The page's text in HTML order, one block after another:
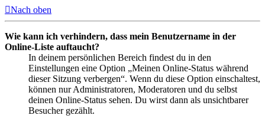
Nach oben
Wie kann ich verhindern, dass mein Benutzername in der
Online-Liste auftaucht?
In deinem persönlichen Bereich findest du in den
Einstellungen eine Option „Meinen Online-Status während
dieser Sitzung verbergen“. Wenn du diese Option einschaltest,
können nur Administratoren, Moderatoren und du selbst
deinen Online-Status sehen. Du wirst dann als unsichtbarer
Besucher gezählt.